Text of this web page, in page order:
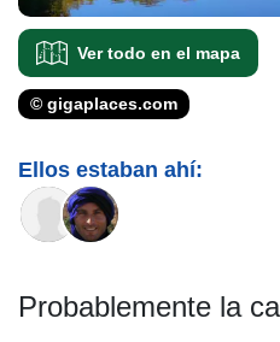
Ver todo en el mapa
© gigaplaces.com
Ellos estaban ahí:
Probablemente la